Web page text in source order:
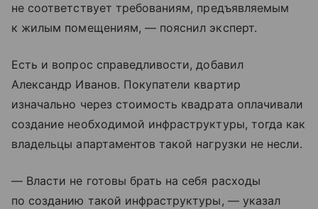
не соответствует требованиям, предъявляемым
к жилым помещениям, — пояснил эксперт.
Есть и вопрос справедливости, добавил
Александр Иванов. Покупатели квартир
изначально через стоимость квадрата оплачивали
создание необходимой инфраструктуры, тогда как
владельцы апартаментов такой нагрузки не несли.
— Власти не готовы брать на себя расходы
по созданию такой инфраструктуры, — указал